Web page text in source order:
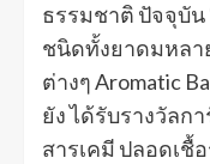
ธรรมชาติ ปัจจุบั
ชนิดทั้งยาดมหลา
ต่างๆ Aromatic
ยัง ได้รับรางวัล
สารเคมี ปลอดเชื้